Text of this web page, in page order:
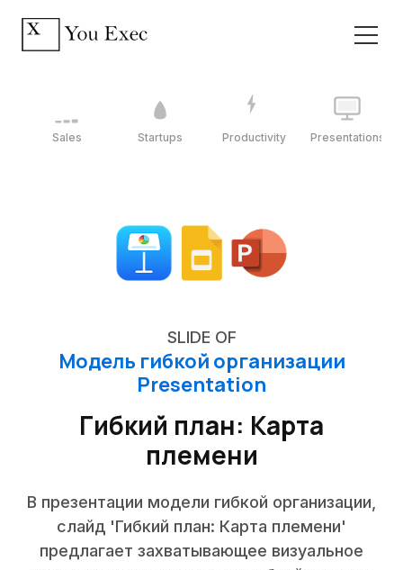
Sales Startups Productivity Presentations
SLIDE OF
Модель гибкой организации
Presentation
Гибкий план: Карта
племени
В презентации модели гибкой организации,
слайд 'Гибкий план: Карта племени'
предлагает захватывающее визуальное